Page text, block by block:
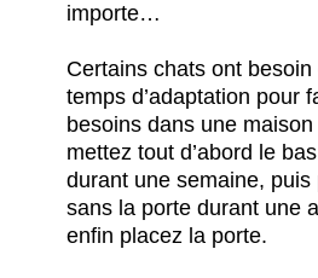
importe…
Certains chats ont besoin
temps d’adaptation pour
besoins dans une
mettez tout d’abord le
durant une semaine, puis
sans la porte durant une
enfin placez la porte.